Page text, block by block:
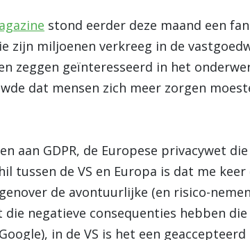
stond eerder deze maand een
zijn miljoenen verkreeg in de
zeggen geïnteresseerd in het
dat mensen zich meer zorgen
aan GDPR, de Europese privacywet
tussen de VS en Europa is dat me
de avontuurlijke (en risico-
die negatieve consequenties hebben
in de VS is het een